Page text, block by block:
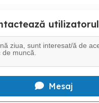
utilizatorul
Mesaj